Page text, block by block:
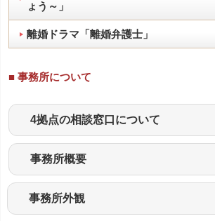
ょう～」
離婚ドラマ「離婚弁護士」
■ 事務所について
4拠点の相談窓口について
事務所概要
事務所外観